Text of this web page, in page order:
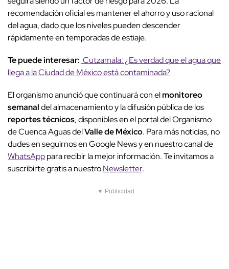
recomendación oficial es mantener el ahorro y uso racional
del agua, dado que los niveles pueden descender
rápidamente en temporadas de estiaje.
Te puede interesar: Cutzamala: ¿Es verdad que el agua que
llega a la Ciudad de México está contaminada?
El organismo anunció que continuará con elmonitoreo
semanaldel almacenamiento y la difusión pública de los
reportes técnicos, disponibles en el portal del Organismo
de Cuenca Aguas delValle de México. Para más noticias, no
dudes en seguirnos en Google News y en nuestro canal de
WhatsApppara recibir la mejor información. Te invitamos a
suscribirte gratis a nuestroNewsletter.
▼ Publicidad